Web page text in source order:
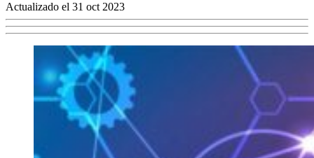
Actualizado el 31 oct 2023